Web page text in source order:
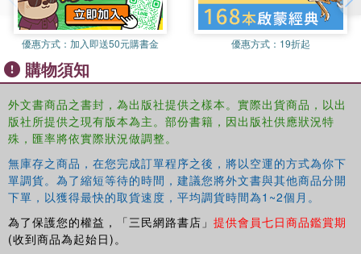
External assessment, target setting and tracking
Managing technical support and technicians
Preparing for promotion and managing an ICT department
Strategies for whole school management of ICT
Written for trainee and experienced ICT teachers and
managers in both English and international schools,The
ICT Teacher's Handbookis an authoritative guide
designed to support effective teaching and learning, and
efficient use of technology in all schools.
優惠方式： 加入即送50元購書金 優惠方式： 19折起
購物須知
外文書商品之書封，為出版社提供之樣本。實際出貨商品，以出
版社所提供之現有版本為主。部份書籍，因出版社供應狀況特
殊，匯率將依實際狀況做調整。
無庫存之商品，在您完成訂單程序之後，將以空運的方式為你下
單調貨。為了縮短等待的時間，建議您將外文書與其他商品分開
下單，以獲得最快的取貨速度，平均調貨時間為1~2個月。
為了保護您的權益，「三民網路書店」 提供會員七日商品鑑賞期
(收到商品為起始日)。